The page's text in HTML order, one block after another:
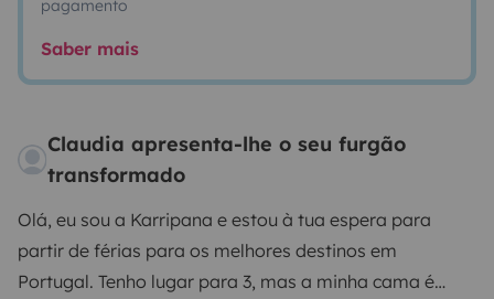
pagamento
Saber mais
Claudia apresenta-lhe o seu furgão
transformado
Olá, eu sou a Karripana e estou à tua espera para
partir de férias para os melhores destinos em
Portugal. Tenho lugar para 3, mas a minha cama é